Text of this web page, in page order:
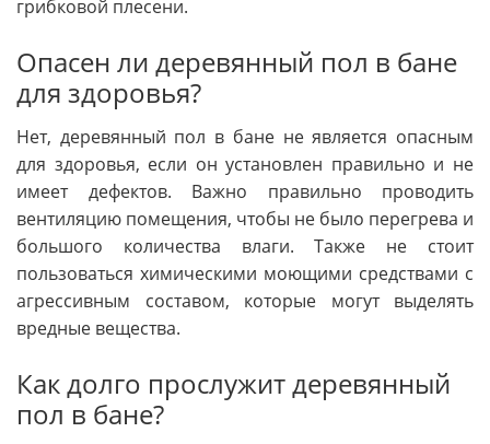
грибковой плесени.
Опасен ли деревянный пол в бане
для здоровья?
Нет, деревянный пол в бане не является опасным
для здоровья, если он установлен правильно и не
имеет дефектов. Важно правильно проводить
вентиляцию помещения, чтобы не было перегрева и
большого количества влаги. Также не стоит
пользоваться химическими моющими средствами с
агрессивным составом, которые могут выделять
вредные вещества.
Как долго прослужит деревянный
пол в бане?